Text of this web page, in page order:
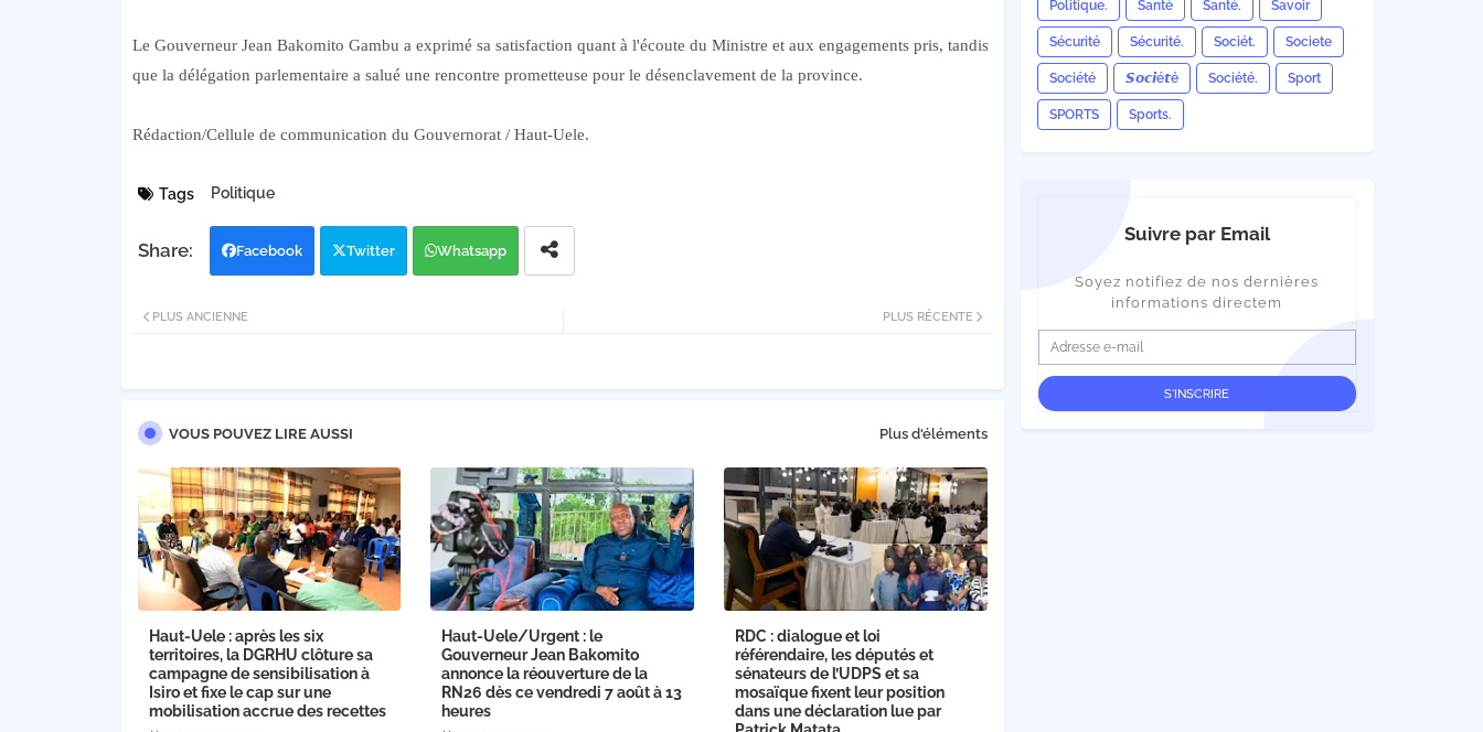
Le Gouverneur Jean Bakomito Gambu a exprimé sa satisfaction quant à l'écoute du Ministre et aux engagements pris, tandis
que la délégation parlementaire a salué une rencontre prometteuse pour le désenclavement de la province.
Rédaction/Cellule de communication du Gouvernorat / Haut-Uele.
Tags Politique
Facebook Twitter Whatsapp
PLUS RÉCENTE
PLUS ANCIENNE
VOUS POUVEZ LIRE AUSSI Plus d'éléments
Haut-Uele : après les six
territoires, la DGRHU clôture sa
campagne de sensibilisation à
Isiro et fixe le cap sur une
mobilisation accrue des recettes
Haut-Uele/Urgent : le
Gouverneur Jean Bakomito
annonce la réouverture de la
RN26 dès ce vendredi 7 août à 13
heures
RDC : dialogue et loi
référendaire, les députés et
sénateurs de l’UDPS et sa
mosaïque fixent leur position
dans une déclaration lue par
Politique. Santé Santé. Savoir
Sécurité Sécurité. Sociét. Societe
Société 𝙎𝙤𝙘𝙞é𝙩é Société. Sport
SPORTS Sports.
Suivre par Email
Soyez notifiez de nos dernières
informations directem